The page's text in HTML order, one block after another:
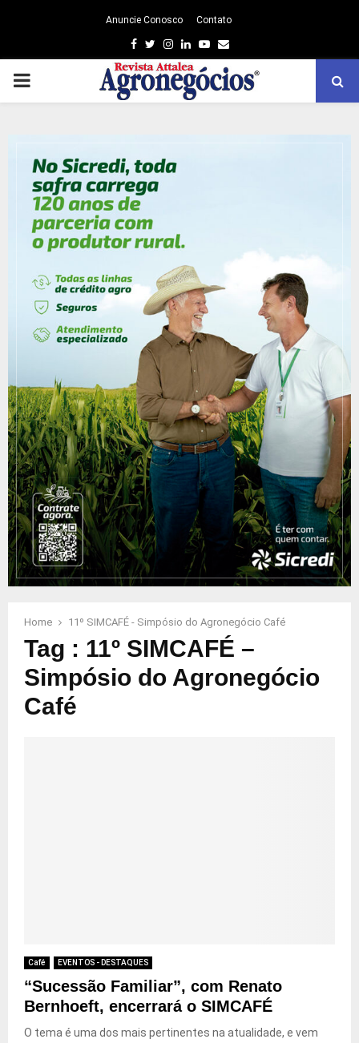
Anuncie Conosco Contato
Facebook
TwitterInstagram
LinkedinYoutube
Email
PRIMARY
Home 11º SIMCAFÉ - Simpósio do Agronegócio Café
Tag : 11º SIMCAFÉ –
Simpósio do Agronegócio
Café
Café EVENTOS - DESTAQUES
“Sucessão Familiar”, com Renato
Bernhoeft, encerrará o SIMCAFÉ
O tema é uma dos mais pertinentes na atualidade, e vem